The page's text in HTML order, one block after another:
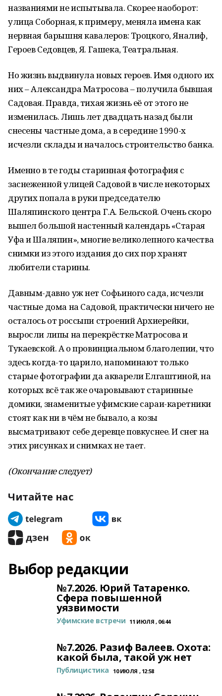
названиями не испытывала. Скорее наоборот:
улица Соборная, к примеру, меняла имена как
нервная барышня кавалеров: Троцкого, Яналиф,
Героев Седовцев, Я. Гашека, Театральная.
Но жизнь выдвинула новых героев. Имя одного их
них – Александра Матросова – получила бывшая
Садовая. Правда, тихая жизнь её от этого не
изменилась. Лишь лет двадцать назад были
снесены частные дома, а в середине 1990-х
исчезли склады и началось строительство банка.
Именно в те годы старинная фотография с
заснеженной улицей Садовой в числе некоторых
других попала в руки председателю
Шаляпинского центра Г.А. Бельской. Очень скоро
вышел большой настенный календарь «Старая
Уфа и Шаляпин», многие великолепного качества
снимки из этого издания до сих пор хранят
любители старины.
Давным-давно уж нет Софьиного сада, исчезли
частные дома на Садовой, практически ничего не
осталось от россыпи строений Архиерейки,
выросли липы на перекрёстке Матросова и
Тукаевской. А о провинциальном благолепии, что
здесь когда-то царило, напоминают только
старые фотографии да акварели Елгаштиной, на
которых всё так же очаровывают старинные
домики, знаменитые уфимские сараи-каретники
стоят как ни в чём не бывало, а козы
высматривают себе деревце повкуснее. И снег на
этих рисунках и снимках не тает.
(Окончание следует)
Читайте нас
Выбор редакции
№7.2026. Юрий Татаренко.
Сфера повышенной
уязвимости
Уфимские встречи 11 ИЮЛЯ , 06:44
№7.2026. Разиф Валеев. Охота:
какой была, такой уж нет
Публицистика 10 ИЮЛЯ , 12:58